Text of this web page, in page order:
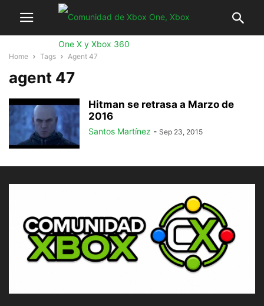
Home Tags Agent 47
agent 47
Hitman se retrasa a Marzo de
2016
Santos Martínez - Sep 23, 2015